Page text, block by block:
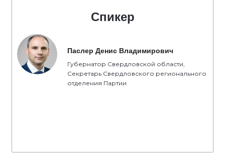
Спикер
Паслер Денис Владимирович
Губернатор Свердловской области,
Секретарь Свердловского регионального
отделения Партии